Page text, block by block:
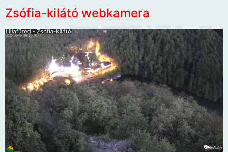
Zsófia-kilátó webkamera